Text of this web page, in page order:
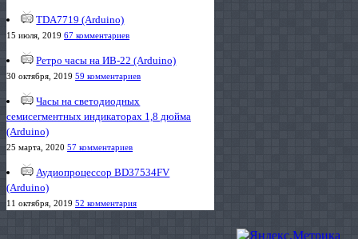
TDA7719 (Arduino)
15 июля, 2019 67 комментариев
Ретро часы на ИВ-22 (Arduino)
30 октября, 2019 59 комментариев
Часы на светодиодных
семисегментных индикаторах 1,8 дюйма
(Arduino)
25 марта, 2020 57 комментариев
Аудиопроцессор BD37534FV
(Arduino)
11 октября, 2019 52 комментария